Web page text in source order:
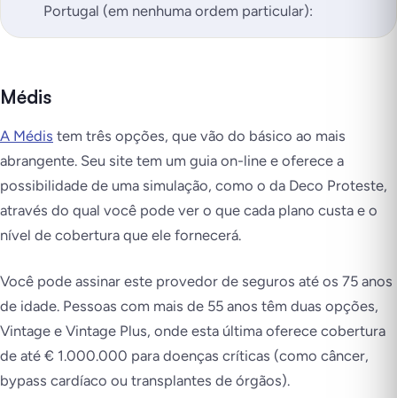
Portugal (em nenhuma ordem particular):
Médis
A Médis tem três opções, que vão do básico ao mais
abrangente. Seu site tem um guia on-line e oferece a
possibilidade de uma simulação, como o da Deco Proteste,
através do qual você pode ver o que cada plano custa e o
nível de cobertura que ele fornecerá.
Você pode assinar este provedor de seguros até os 75 anos
de idade. Pessoas com mais de 55 anos têm duas opções,
Vintage e Vintage Plus, onde esta última oferece cobertura
de até € 1.000.000 para doenças críticas (como câncer,
bypass cardíaco ou transplantes de órgãos).